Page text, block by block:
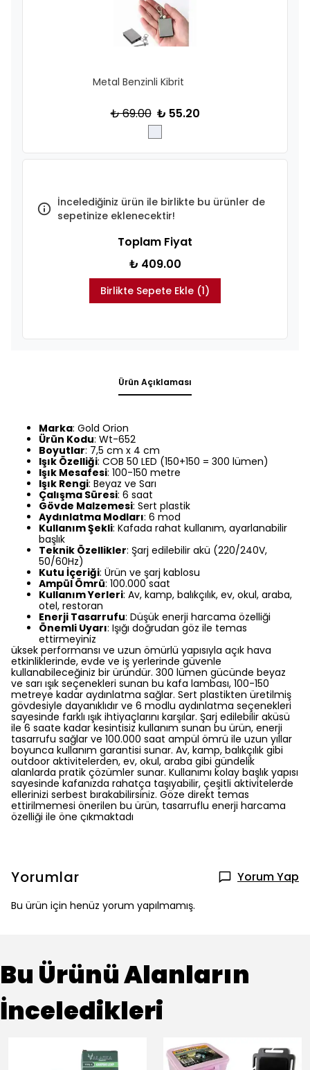
Metal Benzinli Kibrit
₺ 69.00 ₺ 55.20
İncelediğiniz ürün ile birlikte bu ürünler de
sepetinize eklenecektir!
Toplam Fiyat
₺ 409.00
Birlikte Sepete Ekle (1)
Ürün Açıklaması
Marka: Gold Orion
Ürün Kodu: Wt-652
Boyutlar: 7,5 cm x 4 cm
Işık Özelliği: COB 50 LED (150+150 = 300 lümen)
Işık Mesafesi: 100-150 metre
Işık Rengi: Beyaz ve Sarı
Çalışma Süresi: 6 saat
Gövde Malzemesi: Sert plastik
Aydınlatma Modları: 6 mod
Kullanım Şekli: Kafada rahat kullanım, ayarlanabilir
başlık
Teknik Özellikler: Şarj edilebilir akü (220/240V,
50/60Hz)
Kutu İçeriği: Ürün ve şarj kablosu
Ampül Ömrü: 100.000 saat
Kullanım Yerleri: Av, kamp, balıkçılık, ev, okul, araba,
otel, restoran
Enerji Tasarrufu: Düşük enerji harcama özelliği
Önemli Uyarı: Işığı doğrudan göz ile temas
ettirmeyiniz
üksek performansı ve uzun ömürlü yapısıyla açık hava
etkinliklerinde, evde ve iş yerlerinde güvenle
kullanabileceğiniz bir üründür. 300 lümen gücünde beyaz
ve sarı ışık seçenekleri sunan bu kafa lambası, 100-150
metreye kadar aydınlatma sağlar. Sert plastikten üretilmiş
gövdesiyle dayanıklıdır ve 6 modlu aydınlatma seçenekleri
sayesinde farklı ışık ihtiyaçlarını karşılar. Şarj edilebilir aküsü
ile 6 saate kadar kesintisiz kullanım sunan bu ürün, enerji
tasarrufu sağlar ve 100.000 saat ampül ömrü ile uzun yıllar
boyunca kullanım garantisi sunar. Av, kamp, balıkçılık gibi
outdoor aktivitelerden, ev, okul, araba gibi gündelik
alanlarda pratik çözümler sunar. Kullanımı kolay başlık yapısı
sayesinde kafanızda rahatça taşıyabilir, çeşitli aktivitelerde
ellerinizi serbest bırakabilirsiniz. Göze direkt temas
ettirilmemesi önerilen bu ürün, tasarruflu enerji harcama
özelliği ile öne çıkmaktadı
Yorumlar Yorum Yap
Bu ürün için henüz yorum yapılmamış.
Bu Ürünü Alanların
İnceledikleri